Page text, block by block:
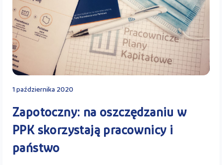
Kontakt
Kalkulator PPK
Zaloguj się
1 października 2020
Zapotoczny: na oszczędzaniu w
PPK skorzystają pracownicy i
państwo